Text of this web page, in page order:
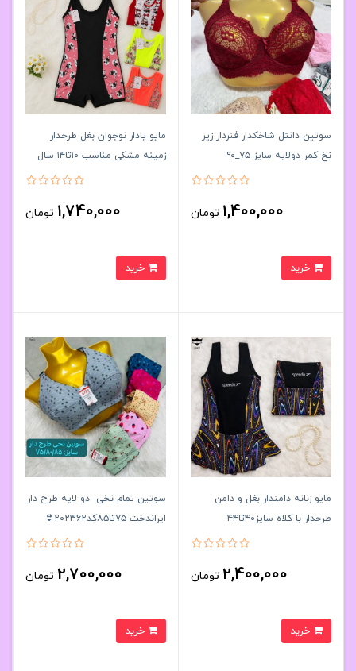
سوتین دانتل شاخکدار فنردار زیر
نخ کمر دولایه سایز ۷۵_۹۰
1,400,000 تومان
مایو پادار نوجوان بغل طرحدار
زمینه مشکی مناسب ۱۰تا۱۴ سال
1,740,000 تومان
مایو زنانه دامندار بغل و دامن
طرحدار با کلاه سایز۴۰تا۴۴
2,400,000 تومان
سوتین تمام نخی دو لایه طرح دار
ایراندخت ۷۵تا۸۵کد۲۰۲۳۶۲👙
2,700,000 تومان